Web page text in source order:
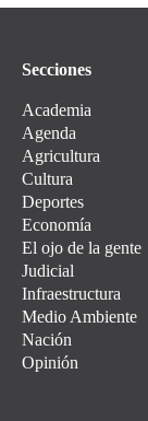
Secciones
Academia
Agenda
Agricultura
Cultura
Deportes
Economía
El ojo de la gente
Judicial
Infraestructura
Medio Ambiente
Nación
Opinión